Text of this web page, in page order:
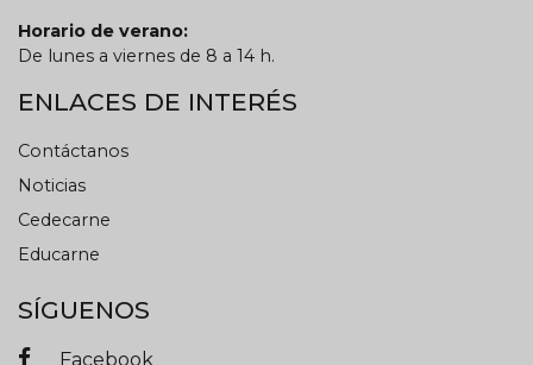
Horario de verano:
De lunes a viernes de 8 a 14 h.
ENLACES DE INTERÉS
Contáctanos
Noticias
Cedecarne
Educarne
SÍGUENOS
Facebook